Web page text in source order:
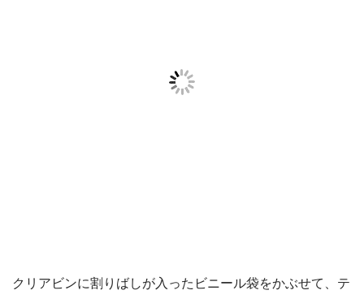
クリアビンに割りばしが入ったビニール袋をかぶせて、テ